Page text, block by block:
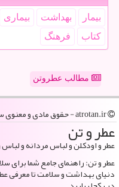
بیمار بهداشت بیماری
كتاب
فرهنگ
مطالب عطروتن
عطر و تن
عطر و اودکلن و لباس مردانه و لباس
عطر و تن: راهنمای جامع شما برای
دنیای بهداشت و سلامت تا معرفی